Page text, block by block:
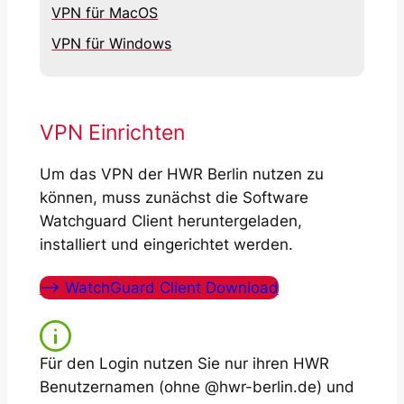
VPN für MacOS
VPN für Windows
VPN Einrichten
Um das VPN der HWR Berlin nutzen zu
können, muss zunächst die Software
Watchguard Client heruntergeladen,
installiert und eingerichtet werden.
–> WatchGuard Client Download
Für den Login nutzen Sie nur ihren HWR
Benutzernamen (ohne @hwr-berlin.de) und